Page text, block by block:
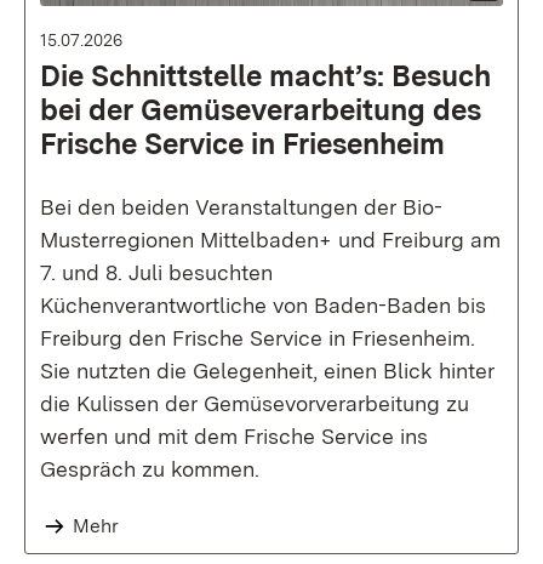
15.07.2026
Die Schnittstelle macht’s: Besuch
bei der Gemüseverarbeitung des
Frische Service in Friesenheim
Bei den beiden Veranstaltungen der Bio-
Musterregionen Mittelbaden+ und Freiburg am
7. und 8. Juli besuchten
Küchenverantwortliche von Baden-Baden bis
Freiburg den Frische Service in Friesenheim.
Sie nutzten die Gelegenheit, einen Blick hinter
die Kulissen der Gemüsevorverarbeitung zu
werfen und mit dem Frische Service ins
Gespräch zu kommen.
Mehr